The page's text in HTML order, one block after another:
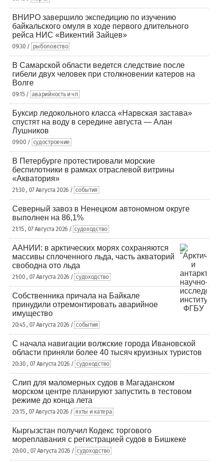
ВНИРО завершило экспедицию по изучению
байкальского омуля в ходе первого длительного
рейса НИС «Викентий Зайцев»
09:30 / рыболовство
В Самарской области ведется следствие после
гибели двух человек при столкновении катеров на
Волге
09:15 / аварийность и чп
Буксир ледокольного класса «Нарвская застава»
спустят на воду в середине августа — Алан
Лушников
09:00 / судостроение
В Петербурге протестировали морские
беспилотники в рамках отраслевой витрины
«Акватория»
21:30 , 07 Августа 2026 / события
Северный завоз в Ненецком автономном округе
выполнен на 86,1%
21:15 , 07 Августа 2026 / судоходство
ААНИИ: в арктических морях сохраняются
массивы сплоченного льда, часть акваторий
свободна ото льда
21:00 , 07 Августа 2026 / судоходство
Собственника причала на Байкале
принудили отремонтировать аварийное
имущество
20:45 , 07 Августа 2026 / события
С начала навигации волжские города Ивановской
области приняли более 40 тысяч круизных туристов
20:30 , 07 Августа 2026 / судоходство
Слип для маломерных судов в Магаданском
морском центре планируют запустить в тестовом
режиме до конца лета
20:15 , 07 Августа 2026 / яхты и катера
Кыргызстан получил Кодекс торгового
мореплавания с регистрацией судов в Бишкеке
20:00 , 07 Августа 2026 / судоходство